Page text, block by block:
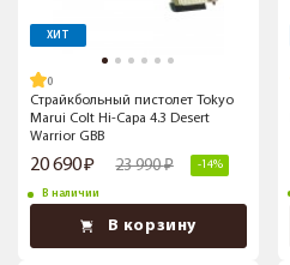
ХИТ
Страйкбольный пистолет Tokyo
Marui Colt Hi-Capa 4.3 Desert
Warrior GBB
20 690 23 990 -14%
В наличии
В корзину